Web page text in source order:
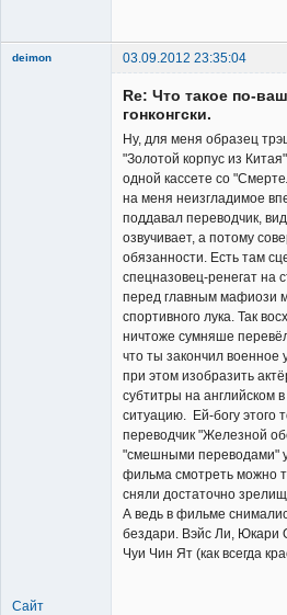
deimon
03.09.2012 23:35:04
Re: Что такое по-
гонконгски.
Ну, для меня образец
"Золотой корпус из
одной кассете со
на меня неизгладимое
поддавал переводчик,
озвучивает, а потому
обязанности. Есть там
спецназовец-ренегат на
перед главным мафиози
спортивного лука. Так
ничтоже сумняше
что ты закончил
при этом изобразить
субтитры на английском
ситуацию. Ей-богу этого
переводчик "Железной
"смешными переводами"
фильма смотреть можно
сняли достаточно
А ведь в фильме
бездари. Вэйс Ли,
Чуи Чин Ят (как всегда
Сайт